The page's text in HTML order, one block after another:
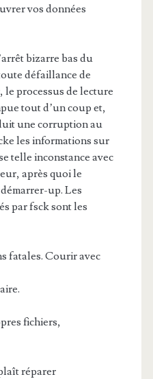
vos données
bizarre bas du
défaillance de
processus de lecture
tout d’un coup et,
une corruption au
les informations sur
telle inconstance avec
après quoi le
up. Les
par fsck sont les
fatales. Courir avec
fichiers,
réparer